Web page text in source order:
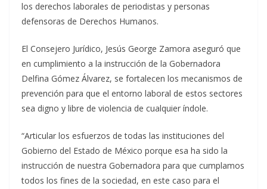
los derechos laborales de periodistas y personas
defensoras de Derechos Humanos.
El Consejero Jurídico, Jesús George Zamora aseguró que
en cumplimiento a la instrucción de la Gobernadora
Delfina Gómez Álvarez, se fortalecen los mecanismos de
prevención para que el entorno laboral de estos sectores
sea digno y libre de violencia de cualquier índole.
“Articular los esfuerzos de todas las instituciones del
Gobierno del Estado de México porque esa ha sido la
instrucción de nuestra Gobernadora para que cumplamos
todos los fines de la sociedad, en este caso para el